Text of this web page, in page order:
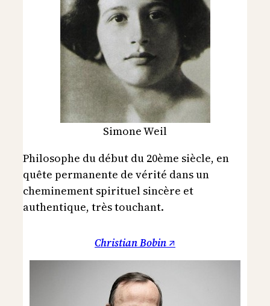
Simone Weil
Philosophe du début du 20ème siècle, en
quête permanente de vérité dans un
cheminement spirituel sincère et
authentique, très touchant.
Christian Bobin ↗